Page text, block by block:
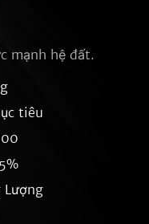
mạnh hệ đất.
tiêu
Lượng